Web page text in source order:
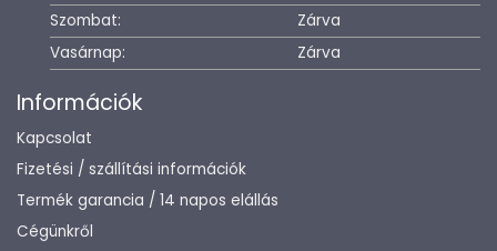
Szombat:
Zárva
Vasárnap:
Zárva
Információk
Kapcsolat
Fizetési / szállítási információk
Termék garancia / 14 napos elállás
Cégünkről